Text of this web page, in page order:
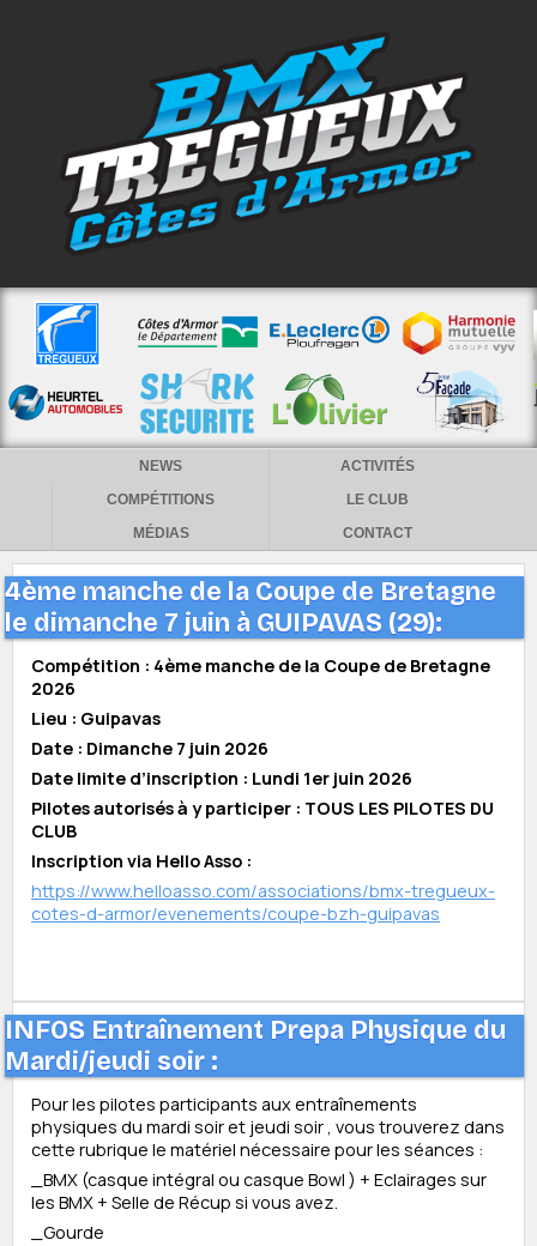
NEWS
ACTIVITÉS
COMPÉTITIONS
LE CLUB
MÉDIAS
CONTACT
4ème manche de la Coupe de Bretagne
le dimanche 7 juin à GUIPAVAS (29):
Compétition : 4ème manche de la Coupe de Bretagne
2026
Lieu : Guipavas
Date : Dimanche 7 juin 2026
Date limite d’inscription : Lundi 1er juin 2026
Pilotes autorisés à y participer : TOUS LES PILOTES DU
CLUB
Inscription via Hello Asso :
https://www.helloasso.com/associations/bmx-tregueux-
cotes-d-armor/evenements/coupe-bzh-guipavas
INFOS Entraînement Prepa Physique du
Mardi/jeudi soir :
Pour les pilotes participants aux entraînements
physiques du mardi soir et jeudi soir , vous trouverez dans
cette rubrique le matériel nécessaire pour les séances :
_BMX (casque intégral ou casque Bowl ) + Eclairages sur
les BMX + Selle de Récup si vous avez.
_Gourde